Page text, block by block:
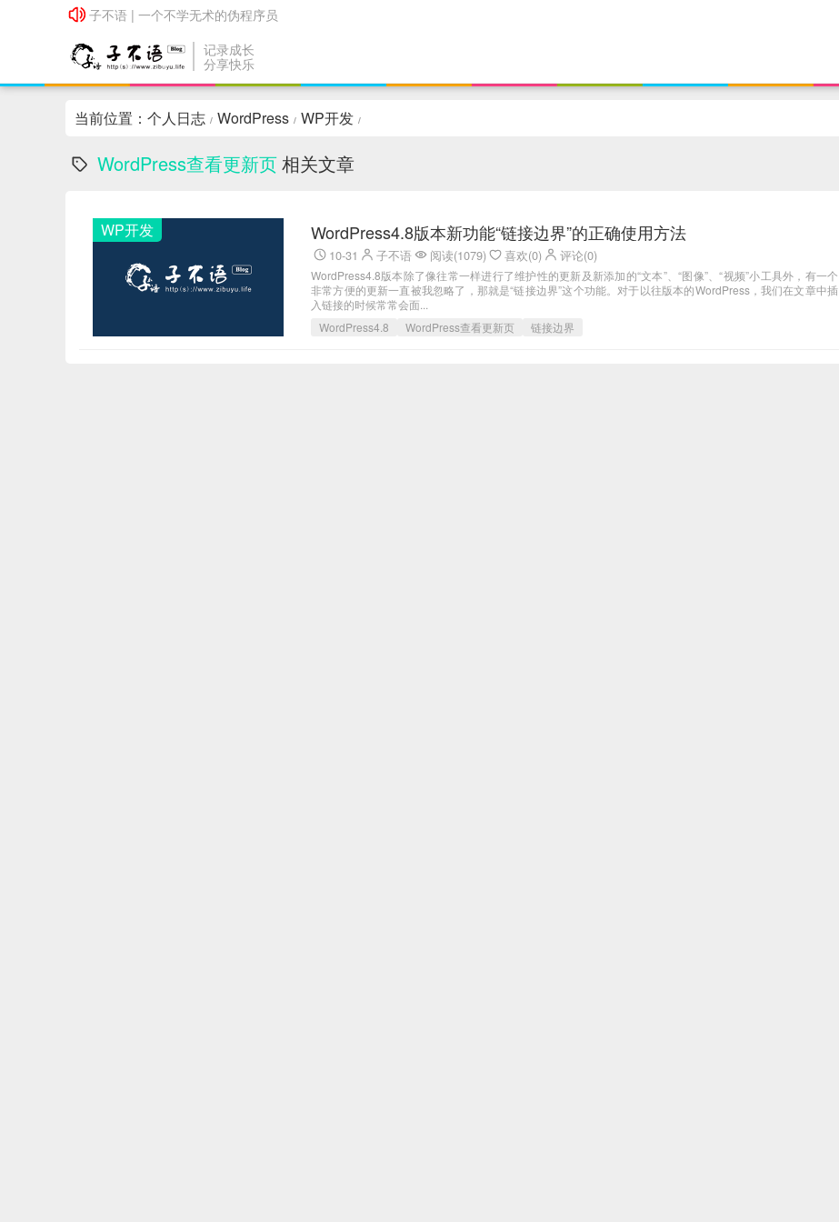
子不语 | 一个不学无术的伪程序员
记录成长
分享快乐
当前位置： 个人日志 / WordPress / WP开发 /
WordPress查看更新页相关文章
WP开发 WordPress4.8版本新功能“链接边界”的正确使用方法
10-31 子不语 阅读(1079) 喜欢(0) 评论(0)
WordPress4.8版本除了像往常一样进行了维护性的更新及新添加的“文本”、“图像”、“视频”小工具外，有一个
非常方便的更新一直被我忽略了，那就是“链接边界”这个功能。对于以往版本的WordPress，我们在文章中插
入链接的时候常常会面...
WordPress4.8
WordPress查看更新页 链接边界